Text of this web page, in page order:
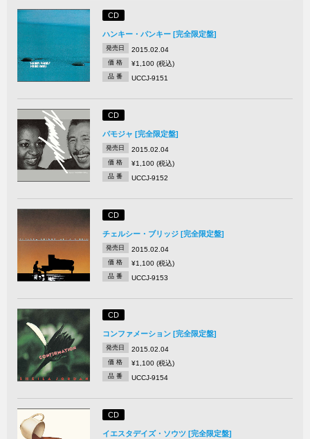
CD
ハンキー・パンキー [完全限定盤]
発売日 2015.02.04
価 格 ¥1,100 (税込)
品 番 UCCJ-9151
CD
パモジャ [完全限定盤]
発売日 2015.02.04
価 格 ¥1,100 (税込)
品 番 UCCJ-9152
CD
チェルシー・ブリッジ [完全限定盤]
発売日 2015.02.04
価 格 ¥1,100 (税込)
品 番 UCCJ-9153
CD
コンファメーション [完全限定盤]
発売日 2015.02.04
価 格 ¥1,100 (税込)
品 番 UCCJ-9154
CD
イエスタデイズ・ソウツ [完全限定盤]